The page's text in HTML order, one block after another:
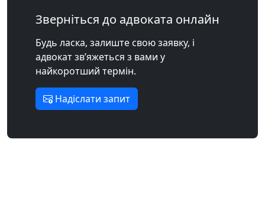
Зверніться до адвоката онлайн
Будь ласка, залиште свою заявку, і
адвокат зв’яжеться з вами у
найкоротший термін.
Надіслати запит